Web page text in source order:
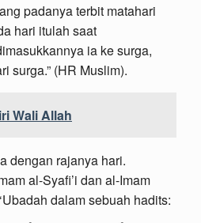
padanya terbit matahari
hari itulah saat
ia ke surga,
surga.” (HR Muslim).
Wali Allah
dengan rajanya hari.
al-Syafi’i dan al-Imam
dalam sebuah hadits: